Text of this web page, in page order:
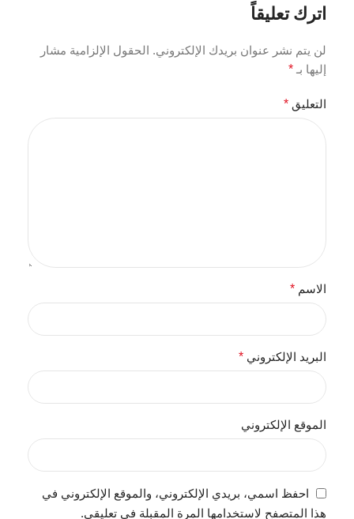
اترك تعليقاً
لن يتم نشر عنوان بريدك الإلكتروني. الحقول الإلزامية مشار
إليها بـ *
التعليق *
الاسم *
البريد الإلكتروني *
الموقع الإلكتروني
احفظ اسمي، بريدي الإلكتروني، والموقع الإلكتروني في
هذا المتصفح لاستخدامها المرة المقبلة في تعليقي.